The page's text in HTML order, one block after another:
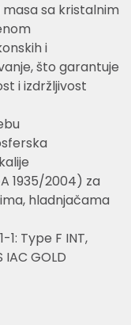
sa kristalnim
i
što garantuje
i izdržljivost
1935/2004) za
hladnjačama
1: Type F INT,
IAC GOLD